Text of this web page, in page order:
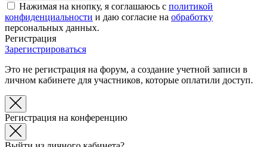
Нажимая на кнопку, я соглашаюсь с политикой
конфиденциальности и даю согласие на обработку
персональных данных.
Регистрация
Зарегистрироваться
Это не регистрация на форум, а создание учетной записи в
личном кабинете для участников, которые оплатили доступ.
Регистрация на конференцию